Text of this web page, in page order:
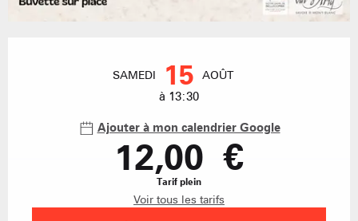
SAMEDI 15 AOÛT
à 13:30
Ajouter à mon calendrier Google
12,00 €
Tarif plein
Voir tous les tarifs